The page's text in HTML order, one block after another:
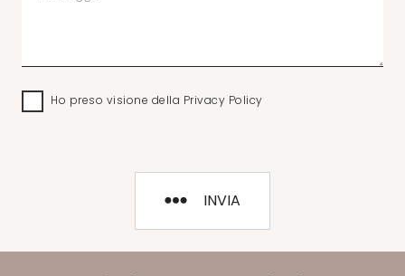
Ho preso visione della Privacy Policy
INVIA